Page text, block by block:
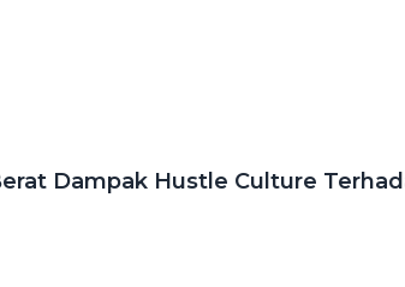
Dampak Hustle Culture